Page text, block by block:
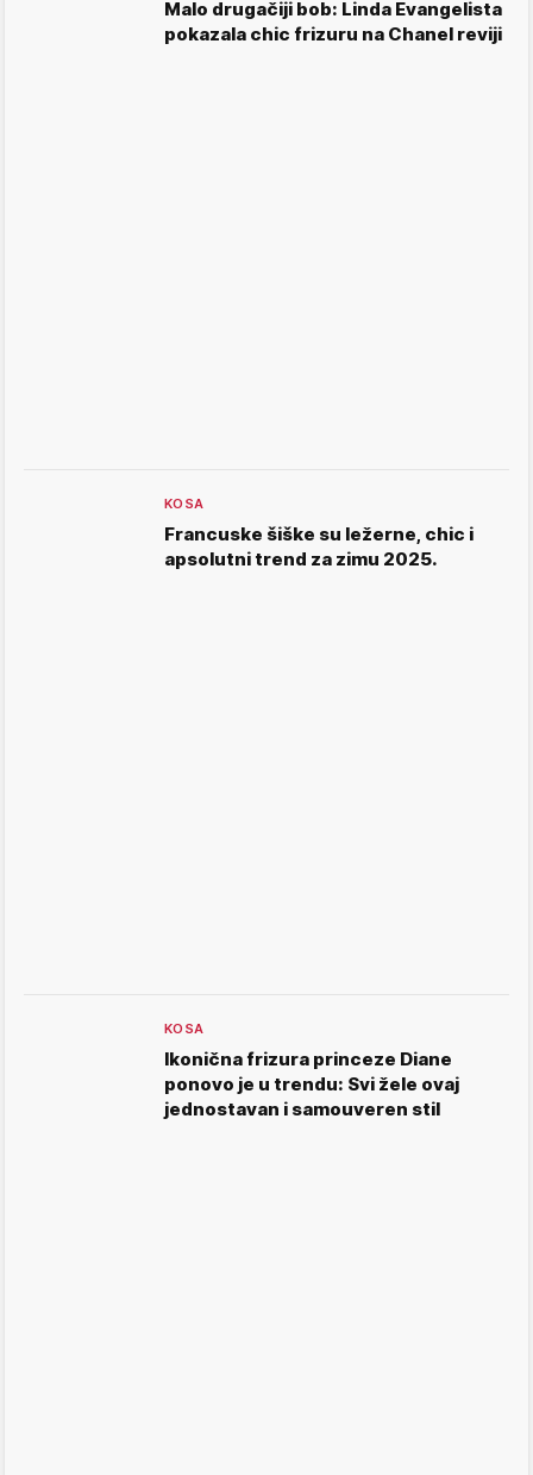
Malo drugačiji bob: Linda Evangelista
pokazala chic frizuru na Chanel reviji
KOSA
Francuske šiške su ležerne, chic i
apsolutni trend za zimu 2025.
KOSA
Ikonična frizura princeze Diane
ponovo je u trendu: Svi žele ovaj
jednostavan i samouveren stil